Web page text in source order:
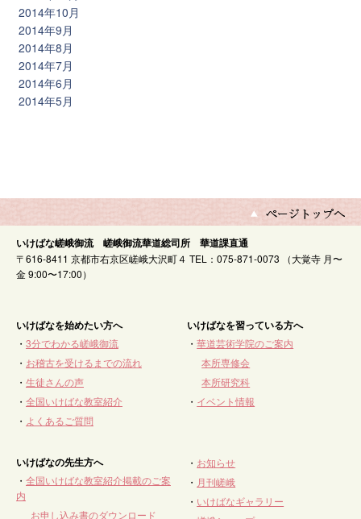
2014年10月
2014年9月
2014年8月
2014年7月
2014年6月
2014年5月
いけばな嵯峨御流 嵯峨御流華道総司所 華道課直通
〒616-8411 京都市右京区嵯峨大沢町４ TEL：075-871-0073 （大覚寺 月〜
金 9:00〜17:00）
いけばなを始めたい方へ
・ 3分でわかる嵯峨御流
・ お稽古を受けるまでの流れ
・ 生徒さんの声
・ 全国いけばな教室紹介
・ よくあるご質問
いけばなを習っている方へ
・華道芸術学院のご案内
本所専修会
本所研究科
・ イベント情報
いけばなの先生方へ
・ 全国いけばな教室紹介掲載のご案
内
お申し込み書のダウンロード
・ お知らせ
・ 月刊嵯峨
・ いけばなギャラリー